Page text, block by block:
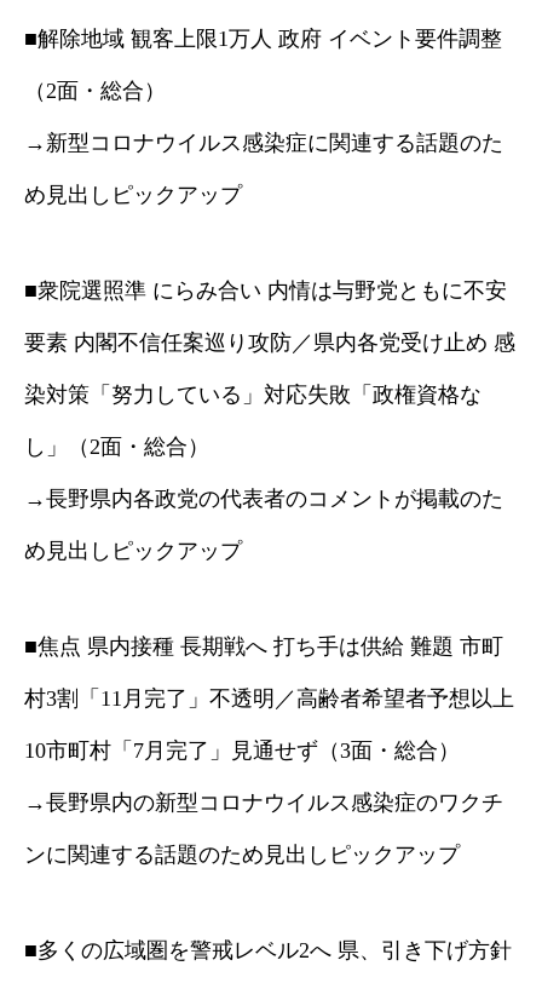
■解除地域 観客上限1万人 政府 イベント要件調整
（2面・総合）
→新型コロナウイルス感染症に関連する話題のた
め見出しピックアップ
■衆院選照準 にらみ合い 内情は与野党ともに不安
要素 内閣不信任案巡り攻防／県内各党受け止め 感
染対策「努力している」対応失敗「政権資格な
し」（2面・総合）
→長野県内各政党の代表者のコメントが掲載のた
め見出しピックアップ
■焦点 県内接種 長期戦へ 打ち手は供給 難題 市町
村3割「11月完了」不透明／高齢者希望者予想以上
10市町村「7月完了」見通せず（3面・総合）
→長野県内の新型コロナウイルス感染症のワクチ
ンに関連する話題のため見出しピックアップ
■多くの広域圏を警戒レベル2へ 県、引き下げ方針